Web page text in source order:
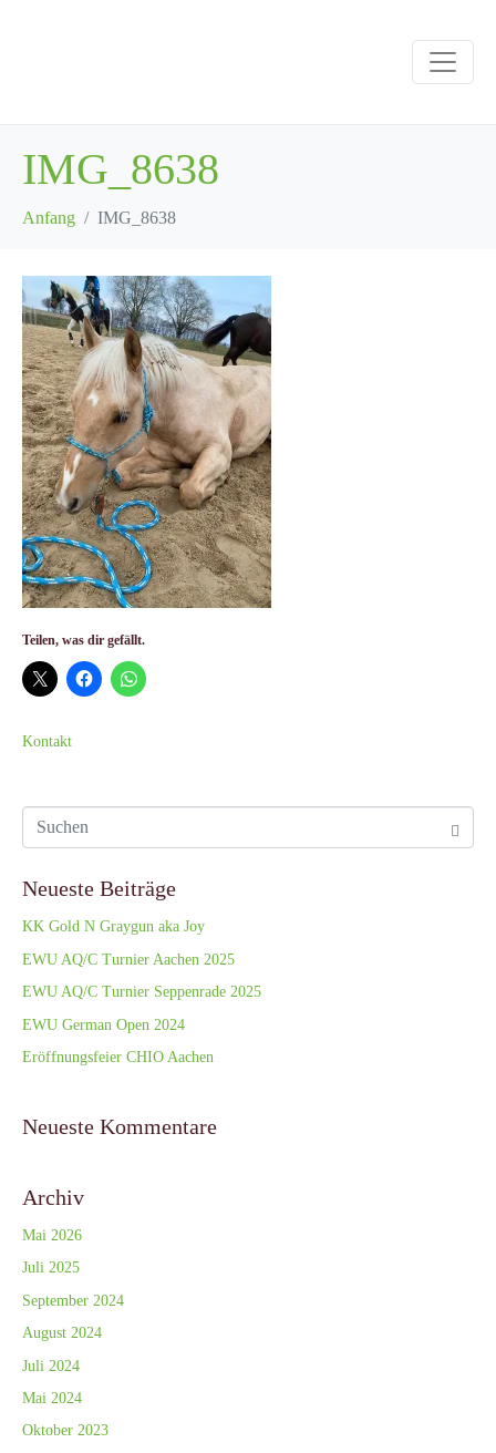
IMG_8638
Anfang IMG_8638
Teilen, was dir gefällt.
Kontakt
Neueste Beiträge
KK Gold N Graygun aka Joy
EWU AQ/C Turnier Aachen 2025
EWU AQ/C Turnier Seppenrade 2025
EWU German Open 2024
Eröffnungsfeier CHIO Aachen
Neueste Kommentare
Archiv
Mai 2026
Juli 2025
September 2024
August 2024
Juli 2024
Mai 2024
Oktober 2023